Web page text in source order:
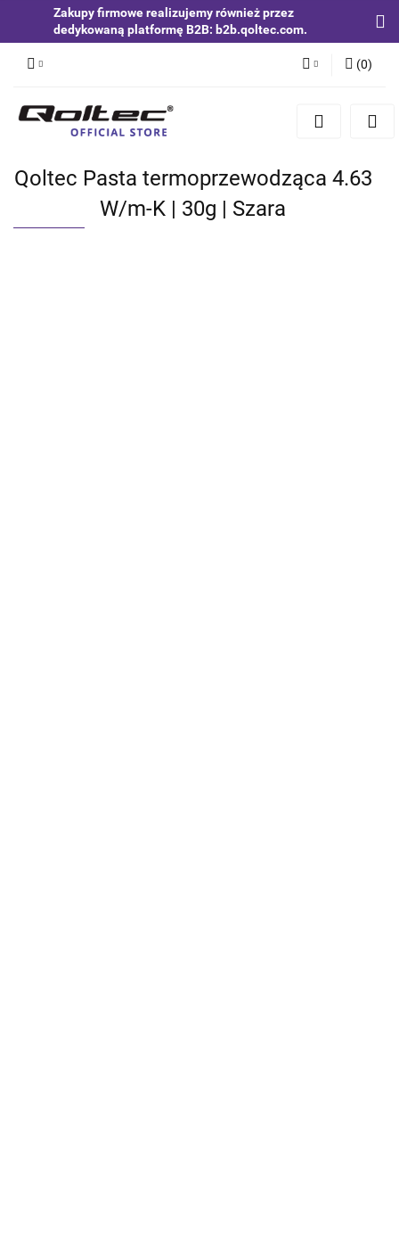
Zakupy firmowe realizujemy również przez
dedykowaną platformę B2B: b2b.qoltec.com.
Zaloguj się
Zgody cookies
(0)
Qoltec Pasta termoprzewodząca 4.63
W/m-K | 30g | Szara